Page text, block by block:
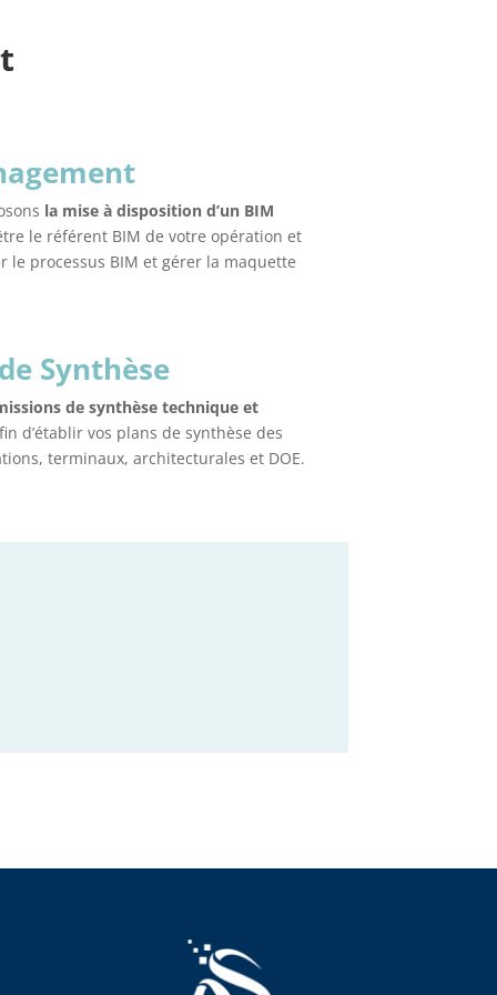
la mise à disposition d’un BIM
le référent BIM de votre opération et
le processus BIM et gérer la maquette
Synthèse
de synthèse technique et
d’établir vos plans de synthèse des
terminaux, architecturales et DOE.